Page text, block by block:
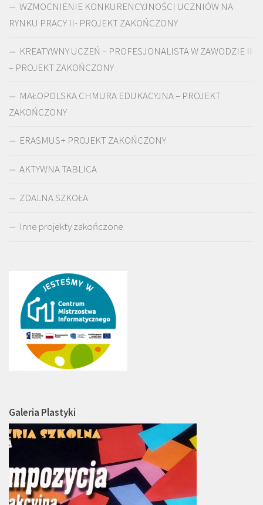
WZMOCNIENIE KONKURENCYJNOŚCI UCZNIÓW NA
RYNKU PRACY II- PROJEKT ZAKOŃCZONY
KREATYWNY UCZEŃ – PROFESJONALISTA W ZAWODZIE II
– PROJEKT ZAKOŃCZONY
MAŁOPOLSKA CHMURA EDUKACYJNA – PROJEKT
ZAKOŃCZONY
ERASMUS+ PROJEKT ZAKOŃCZONY
AKTYWNA TABLICA
ZDALNA SZKOŁA
Inne projekty zakończone
Galeria Plastyki